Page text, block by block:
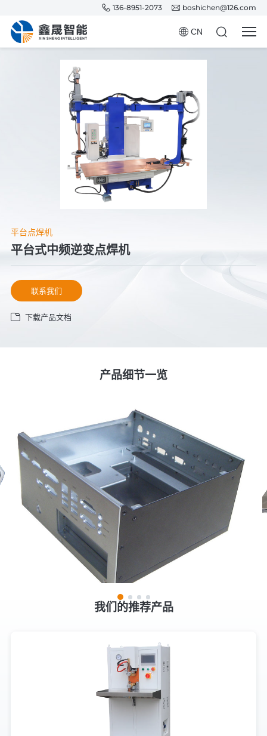
136-8951-2073 boshichen@126.com
CN
平台点焊机
平台式中频逆变点焊机
联系我们
下载产品文档
产品细节一览
我们的推荐产品